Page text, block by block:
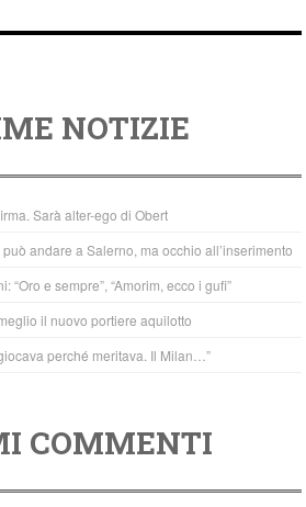
NOTIZIE
Sarà alter-ego di Obert
andare a Salerno, ma occhio all’inserimento
e sempre”, “Amorim, ecco i gufi”
il nuovo portiere aquilotto
perché meritava. Il Milan…”
COMMENTI